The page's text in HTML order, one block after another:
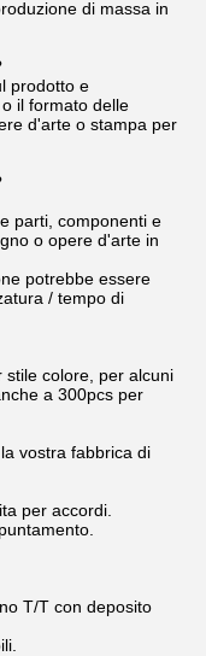
di massa in
prodotto e
il formato delle
d'arte o stampa per
parti, componenti e
o opere d'arte in
potrebbe essere
/ tempo di
stile colore, per alcuni
a 300pcs per
vostra fabbrica di
per accordi.
T/T con deposito